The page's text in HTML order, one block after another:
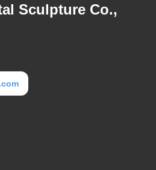
Sculpture Co.,